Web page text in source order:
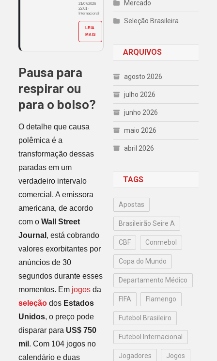
21/07/2026
22:01 ·
Internacional
LEIA
MAIS
Pausa para
respirar ou
para o bolso?
O detalhe que causa
polêmica é a
transformação dessas
paradas em um
verdadeiro intervalo
comercial. A emissora
americana, de acordo
com o Wall Street
Journal , está cobrando
valores exorbitantes por
anúncios de 30
segundos durante esses
momentos. Em jogosda
seleçãodos Estados
Unidos, o preço pode
disparar para US$ 750
mil . Com 104 jogos no
calendário e duas
Mercado
Seleção Brasileira
ARQUIVOS
agosto 2026
julho 2026
junho 2026
maio 2026
abril 2026
TAGS
Apostas
Brasileirão Seire A
CBF Conmebol
Copa do Mundo
Departamento Médico
FIFA Flamengo
Futebol Brasileiro
Futebol Internacional
Jogadores Jogos